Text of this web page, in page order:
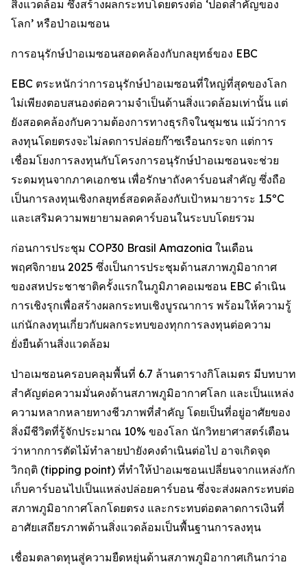
สิ่งแวดล้อม ซึ่งสร้างผลกระทบโดยตรงต่อ ‘ปอดสำคัญของ
โลก’ หรือป่าอเมซอน
การอนุรักษ์ป่าอเมซอนสอดคล้องกับกลยุทธ์ของ EBC
EBC ตระหนักว่าการอนุรักษ์ป่าอเมซอนที่ใหญ่ที่สุดของโลก
ไม่เพียงตอบสนองต่อความจำเป็นด้านสิ่งแวดล้อมเท่านั้น แต่
ยังสอดคล้องกับความต้องการทางธุรกิจในชุมชน แม้ว่าการ
ลงทุนโดยตรงจะไม่ลดการปล่อยก๊าซเรือนกระจก แต่การ
เชื่อมโยงการลงทุนกับโครงการอนุรักษ์ป่าอเมซอนจะช่วย
ระดมทุนจากภาคเอกชน เพื่อรักษาถังคาร์บอนสำคัญ ซึ่งถือ
เป็นการลงทุนเชิงกลยุทธ์สอดคล้องกับเป้าหมายวาระ 1.5ºC
และเสริมความพยายามลดคาร์บอนในระบบโดยรวม
ก่อนการประชุม COP30 Brasil Amazonia ในเดือน
พฤศจิกายน 2025 ซึ่งเป็นการประชุมด้านสภาพภูมิอากาศ
ของสหประชาชาติครั้งแรกในภูมิภาคอเมซอน EBC ดำเนิน
การเชิงรุกเพื่อสร้างผลกระทบเชิงบูรณาการ พร้อมให้ความรู้
แก่นักลงทุนเกี่ยวกับผลกระทบของทุกการลงทุนต่อความ
ยั่งยืนด้านสิ่งแวดล้อม
ป่าอเมซอนครอบคลุมพื้นที่ 6.7 ล้านตารางกิโลเมตร มีบทบาท
สำคัญต่อความมั่นคงด้านสภาพภูมิอากาศโลก และเป็นแหล่ง
ความหลากหลายทางชีวภาพที่สำคัญ โดยเป็นที่อยู่อาศัยของ
สิ่งมีชีวิตที่รู้จักประมาณ 10% ของโลก นักวิทยาศาสตร์เตือน
ว่าหากการตัดไม้ทำลายป่ายังคงดำเนินต่อไป อาจเกิดจุด
วิกฤติ (tipping point) ที่ทำให้ป่าอเมซอนเปลี่ยนจากแหล่งกัก
เก็บคาร์บอนไปเป็นแหล่งปล่อยคาร์บอน ซึ่งจะส่งผลกระทบต่อ
สภาพภูมิอากาศโลกโดยตรง และกระทบต่อตลาดการเงินที่
อาศัยเสถียรภาพด้านสิ่งแวดล้อมเป็นพื้นฐานการลงทุน
เชื่อมตลาดทุนสู่ความยืดหยุ่นด้านสภาพภูมิอากาศเกินกว่าอ